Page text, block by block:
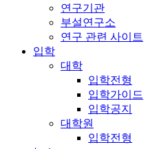
연구기관
부설연구소
연구 관련 사이트
입학
대학
입학전형
입학가이드
입학공지
대학원
입학전형